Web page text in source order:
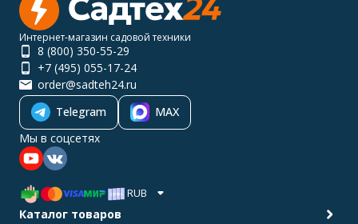
Интернет-магазин садовой техники
8 (800) 350-55-29
+7 (495) 055-17-24
order@sadteh24.ru
Telegram
MAX
Мы в соцсетях
RUB
Каталог товаров